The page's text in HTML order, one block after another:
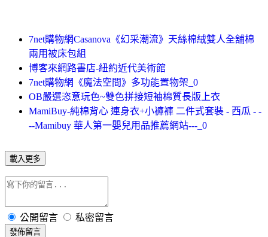
7net購物網Casanova《幻采潮流》天絲棉絨雙人全舖棉
兩用被床包組
博客來網路書店-紐約近代美術館
7net購物網《魔法空間》多功能置物架_0
OB嚴選恣意玩色~雙色拼接短袖棉質長版上衣
MamiBuy-純棉背心 連身衣+小褲褲 二件式套裝 - 西瓜 - -
--Mamibuy 華人第一嬰兒用品推薦網站---_0
載入更多
公開留言 私密留言
發佈留言